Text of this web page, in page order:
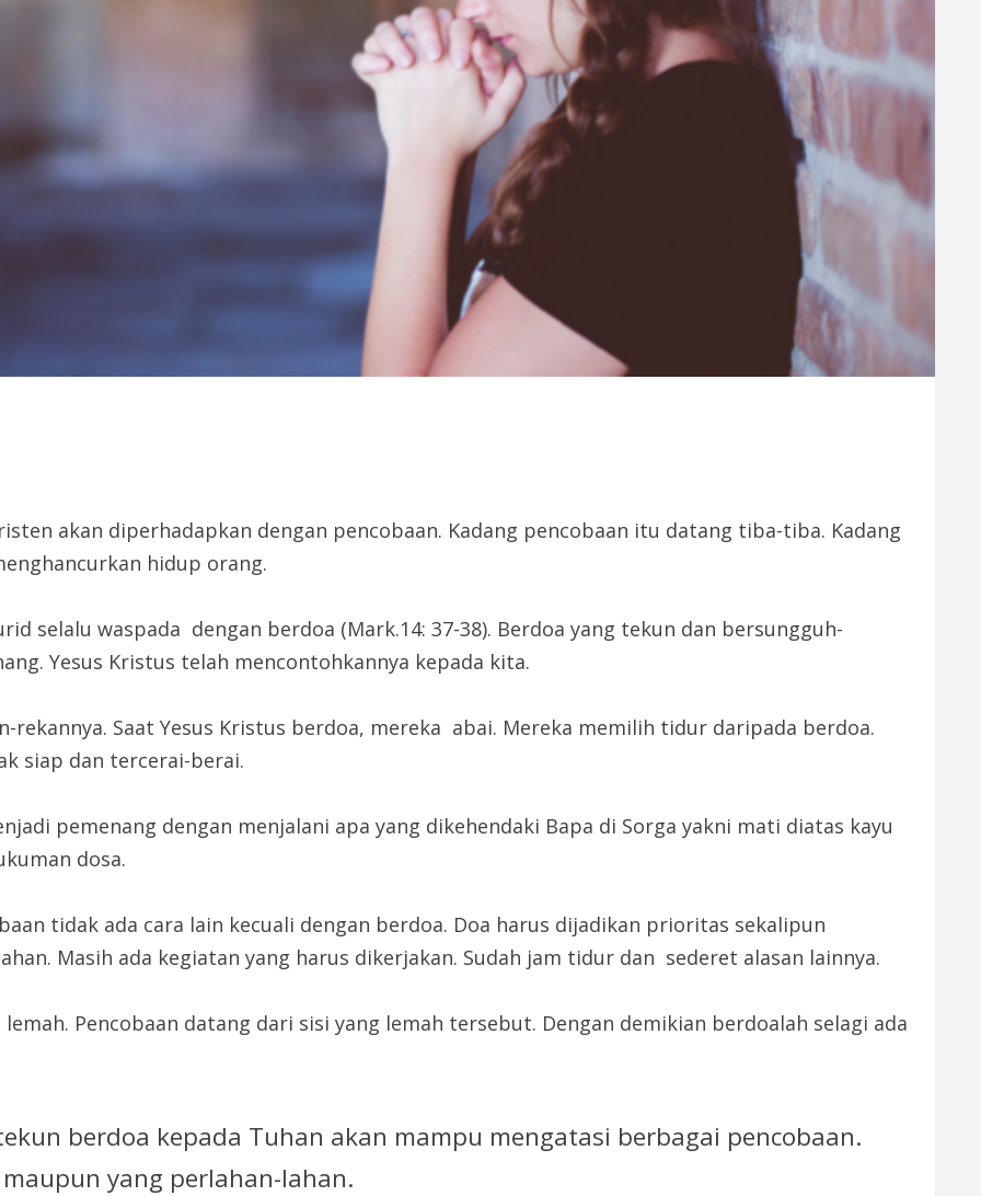
akan diperhadapkan dengan pencobaan. Kadang pencobaan itu datang tiba-tiba. Kadang
hidup orang.
selalu waspada dengan berdoa (Mark.14: 37-38). Berdoa yang tekun dan bersungguh-
Yesus Kristus telah mencontohkannya kepada kita.
Saat Yesus Kristus berdoa, mereka abai. Mereka memilih tidur daripada berdoa.
siap dan tercerai-berai.
pemenang dengan menjalani apa yang dikehendaki Bapa di Sorga yakni mati diatas kayu
dosa.
tidak ada cara lain kecuali dengan berdoa. Doa harus dijadikan prioritas sekalipun
Masih ada kegiatan yang harus dikerjakan. Sudah jam tidur dan sederet alasan lainnya.
Pencobaan datang dari sisi yang lemah tersebut. Dengan demikian berdoalah selagi ada
berdoa kepada Tuhan akan mampu mengatasi berbagai pencobaan.
yang perlahan-lahan.